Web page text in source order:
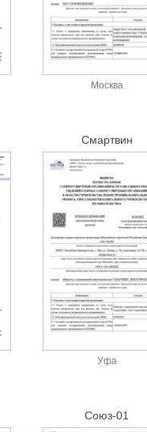
Москва
Смартвин
Уфа
Союз-01